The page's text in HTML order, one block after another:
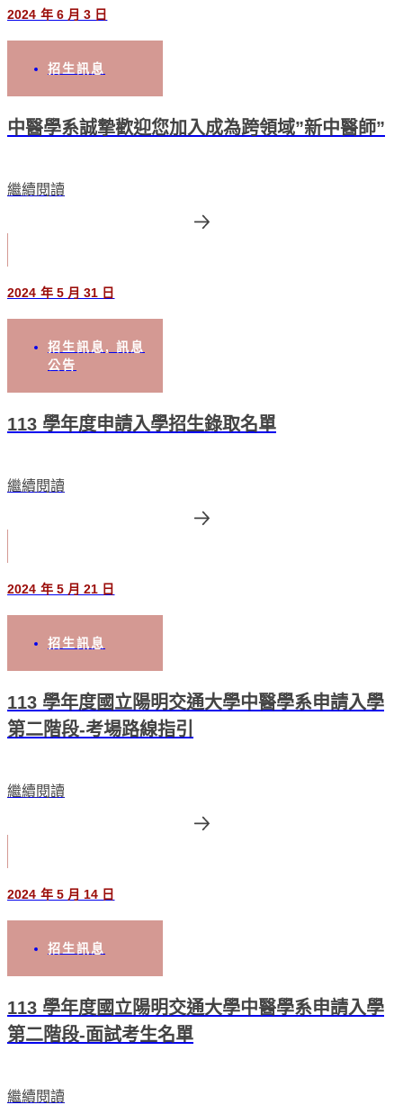
2024 年 6 月 3 日
招生訊息
中醫學系誠摯歡迎您加入成為跨領域”新中醫師”
繼續閱讀
2024 年 5 月 31 日
招生訊息 , 訊息
公告
113 學年度申請入學招生錄取名單
繼續閱讀
2024 年 5 月 21 日
招生訊息
113 學年度國立陽明交通大學中醫學系申請入學
第二階段-考場路線指引
繼續閱讀
2024 年 5 月 14 日
招生訊息
113 學年度國立陽明交通大學中醫學系申請入學
第二階段-面試考生名單
繼續閱讀